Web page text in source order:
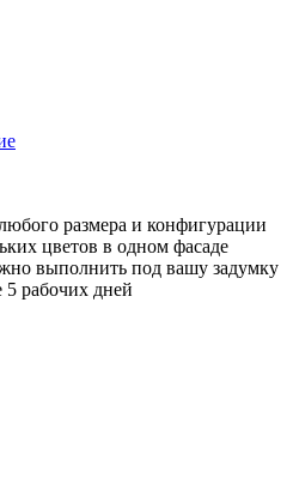
размера и конфигурации
цветов в одном фасаде
выполнить под вашу задумку
5 рабочих дней